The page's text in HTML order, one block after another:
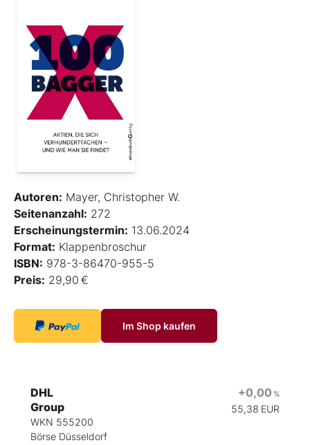
Autoren: Mayer, Christopher W.
Seitenanzahl: 272
Erscheinungstermin: 13.06.2024
Format: Klappenbroschur
ISBN: 978-3-86470-955-5
Preis: 29,90 €
Im Shop kaufen
DHL
Group
WKN 555200
Börse Düsseldorf
+0,00 %
55,38 EUR